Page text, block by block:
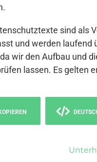
sind als
und werden
wir den Aufbau und
lassen. Es gelten